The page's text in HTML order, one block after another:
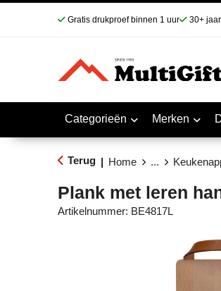
Gratis drukproef binnen 1 uur 30+
Categorieën Merken
Terug | Home ...
Plank met leren
Artikelnummer: BE4817L